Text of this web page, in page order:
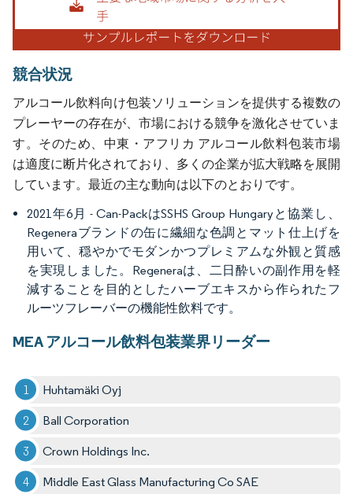
競合状況
アルコール飲料向け包装ソリューションを提供する複数の
プレーヤーの存在が、市場における競争を激化させていま
す。そのため、中東・アフリカ アルコール飲料包装市場
は適度に断片化されており、多くの企業が拡大戦略を展開
しています。最近の主な動向は以下のとおりです。
2021年6月 - Can-PackはSSHS Group Hungaryと協業し、
Regeneraブランドの缶に繊細な色調とマット仕上げを
用いて、穏やかでモダンかつプレミアムな外観と質感
を実現しました。Regeneraは、二日酔いの副作用を軽
減することを目的としたハーブエキスから作られたフ
ルーツフレーバーの機能性飲料です。
MEA アルコール飲料包装業界リーダー
Huhtamäki Oyj
Ball Corporation
Crown Holdings Inc.
Middle East Glass Manufacturing Co SAE